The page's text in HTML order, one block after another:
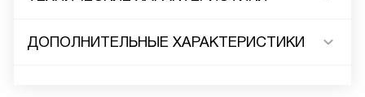
ДОПОЛНИТЕЛЬНЫЕ ХАРАКТЕРИСТИКИ